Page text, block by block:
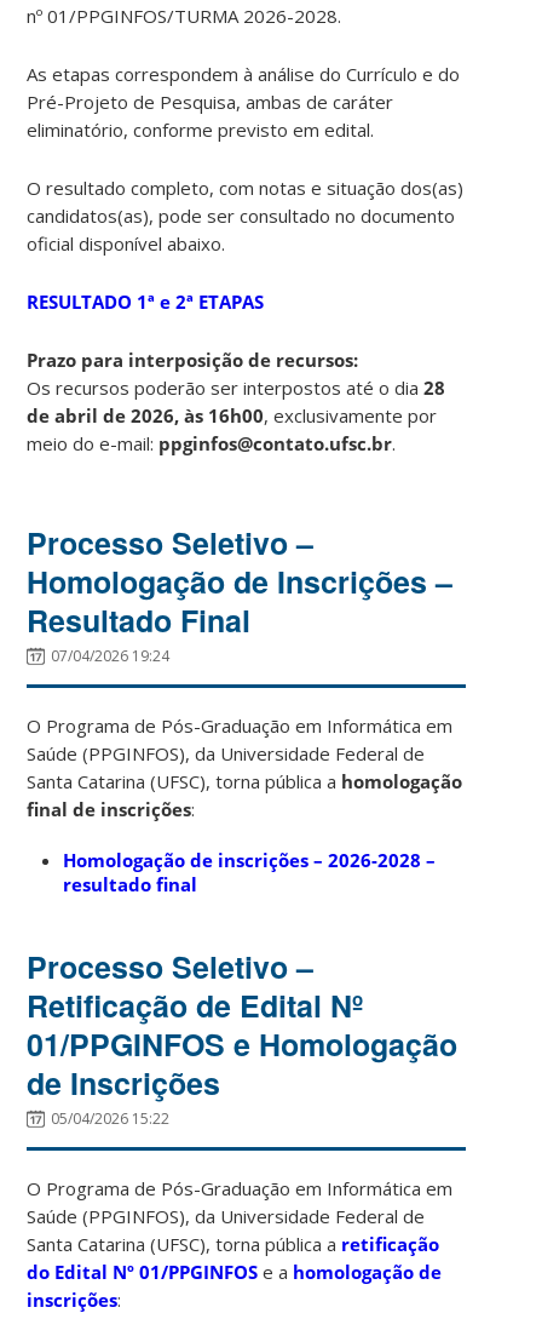
nº 01/PPGINFOS/TURMA 2026-2028.
As etapas correspondem à análise do Currículo e do
Pré-Projeto de Pesquisa, ambas de caráter
eliminatório, conforme previsto em edital.
O resultado completo, com notas e situação dos(as)
candidatos(as), pode ser consultado no documento
oficial disponível abaixo.
RESULTADO 1ª e 2ª ETAPAS
Prazo para interposição de recursos:
Os recursos poderão ser interpostos até o dia28
de abril de 2026, às 16h00, exclusivamente por
meio do e-mail: ppginfos@contato.ufsc.br.
Processo Seletivo –
Homologação de Inscrições –
Resultado Final
07/04/2026 19:24
O Programa de Pós-Graduação em Informática em
Saúde (PPGINFOS), da Universidade Federal de
Santa Catarina (UFSC), torna pública a homologação
final de inscrições:
Homologação de inscrições – 2026-2028 –
resultado final
Processo Seletivo –
Retificação de Edital Nº
01/PPGINFOS e Homologação
de Inscrições
05/04/2026 15:22
O Programa de Pós-Graduação em Informática em
Saúde (PPGINFOS), da Universidade Federal de
Santa Catarina (UFSC), torna pública a retificação
do Edital Nº 01/PPGINFOS e a homologação de
inscrições: